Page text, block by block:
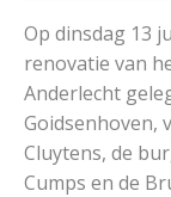
Op dinsdag 13
renovatie van
Anderlecht
Goidsenhoven,
Cluytens, de
Cumps en de